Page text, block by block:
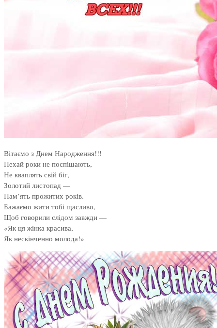
Вітаємо з Днем Народження!!!
Нехай роки не поспішають,
Не кваплять свій біг,
Золотий листопад —
Пам’ять прожитих років.
Бажаємо жити тобі щасливо,
Щоб говорили слідом завжди —
«Як ця жінка красива,
Як нескінченно молода!»